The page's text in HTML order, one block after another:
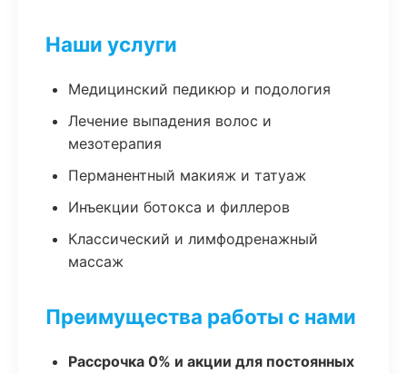
Наши услуги
Медицинский педикюр и подология
Лечение выпадения волос и
мезотерапия
Перманентный макияж и татуаж
Инъекции ботокса и филлеров
Классический и лимфодренажный
массаж
Преимущества работы с нами
Рассрочка 0% и акции для постоянных